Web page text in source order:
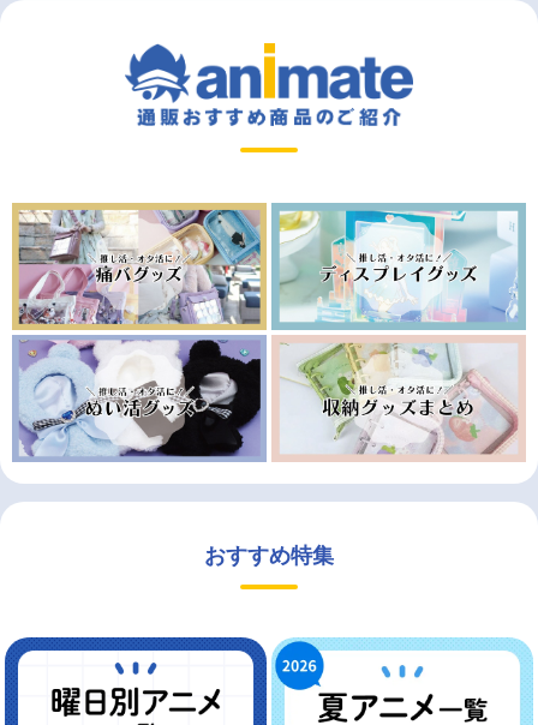
おすすめ特集